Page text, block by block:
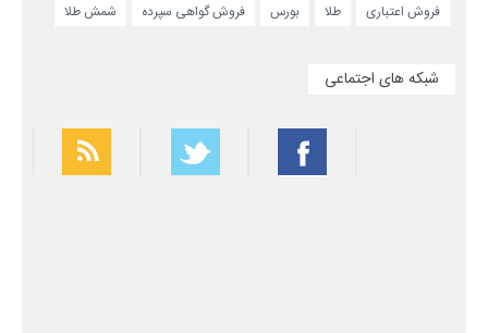
فروش اعتباری طلا بورس فروش گواهی سپرده شمش طلا
شبکه های اجتماعی